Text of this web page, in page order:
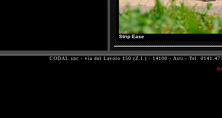
Strip Ease
CODAL snc - via del Lavoro 150 (Z.I.) - 14100 - Asti - Tel.